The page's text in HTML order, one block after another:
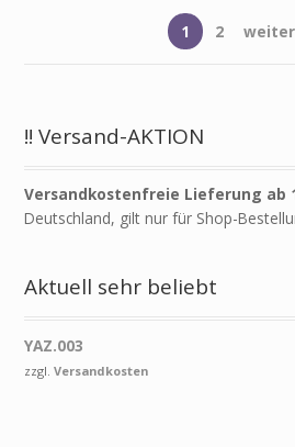
1 2
!! Versand-AKTION
Versandkostenfreie Lieferung ab
Deutschland, gilt nur für Shop-
Aktuell sehr beliebt
YAZ.003
zzgl.Versandkosten